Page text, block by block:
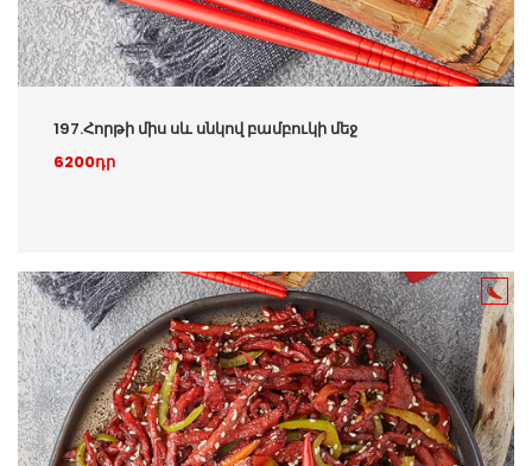
197.Հորթի միս սև սնկով բամբուկի մեջ
6200դր